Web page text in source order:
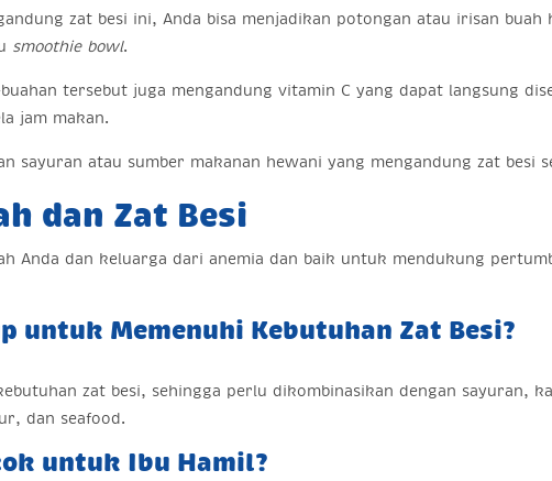
zat besi ini, Anda bisa menjadikan potongan atau irisan
smoothie bowl.
tersebut juga mengandung vitamin C yang dapat langsung
jam makan.
sayuran atau sumber makanan hewani yang mengandung zat besi
dan Zat Besi
Anda dan keluarga dari anemia dan baik untuk mendukung
untuk Memenuhi Kebutuhan Zat Besi?
zat besi, sehingga perlu dikombinasikan dengan sayuran,
dan seafood.
untuk Ibu Hamil?